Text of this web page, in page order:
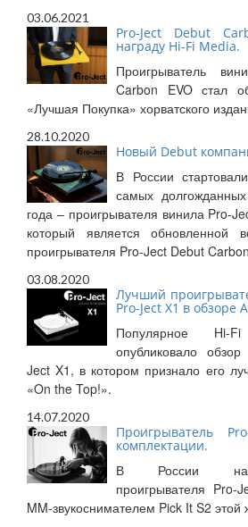
03.06.2021
Pro-Ject Debut
награду Hi-Fi Media.
Проигрыватель
Carbon EVO стал
«Лучшая Покупка» хорватского
28.10.2020
Новый Debut
В России
самых
года – проигрывателя винила Pro-
который является обновленной
проигрывателя Pro-Ject Debut
03.08.2020
Лучший
Pro-Ject X1 в обзоре
Популярное Hi-
опубликовало
Ject X1, в котором признало его
«On the Top!».
14.07.2020
Проигрыватель
комплектации.
В России
проигрывателя Pro-
MM-звукоснимателем Pick It S2